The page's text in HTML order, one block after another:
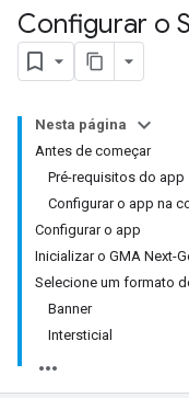
Configurar o
Nesta página
Antes de começar
Pré-requisitos do app
Configurar o app na
Configurar o app
Inicializar o GMA Next-
Selecione um formato
Banner
Intersticial